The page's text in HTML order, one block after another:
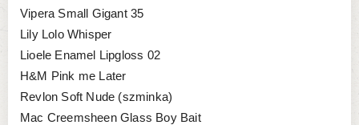
Vipera Small Gigant 35
Lily Lolo Whisper
Lioele Enamel Lipgloss 02
H&M Pink me Later
Revlon Soft Nude (szminka)
Mac Creemsheen Glass Boy Bait